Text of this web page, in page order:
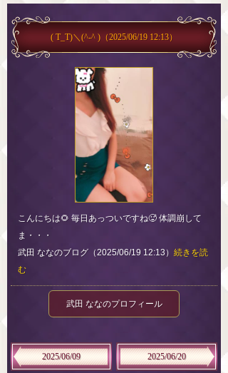
( T_T)＼(^-^ ) （2025/06/19 12:13）
こんにちは🌻 毎日あっついですね🥵 体調崩して
ま・・・
武田 ななのブログ（2025/06/19 12:13） 続きを読
む
武田 ななのプロフィール
2025/06/09 2025/06/20